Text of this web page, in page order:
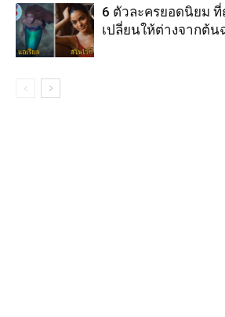
6 ตัวละครยอดนิยม
เปลี่ยนให้ต่างจากต้น